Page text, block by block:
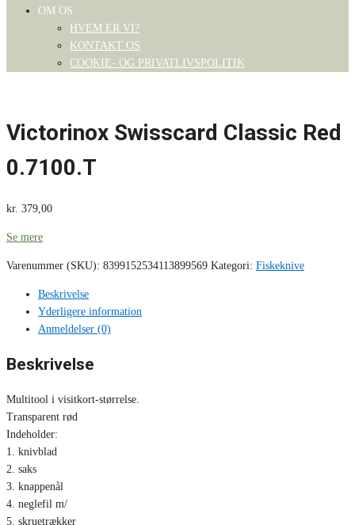
OM OS
HVEM ER VI?
KONTAKT OS
COOKIE- OG PRIVATLIVSPOLITIK
Victorinox Swisscard Classic Red
0.7100.T
kr. 379,00
Se mere
Varenummer (SKU): 8399152534113899569 Kategori: Fiskeknive
Beskrivelse
Yderligere information
Anmeldelser (0)
Beskrivelse
Multitool i visitkort-størrelse.
Transparent rød
Indeholder:
1. knivblad
2. saks
3. knappenål
4. neglefil m/
5. skruetrækker